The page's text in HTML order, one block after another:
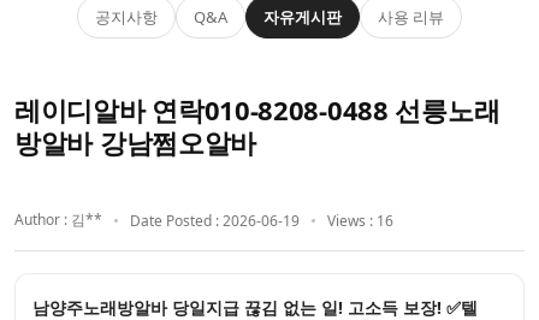
공지사항 Q&A 자유게시판 사용 리뷰
레이디알바 연락010-8208-0488 선릉노래
방알바 강남쩜오알바
Author : 김** Date Posted : 2026-06-19 Views : 16
남양주노래방알바 당일지급 끊김 없는 일! 고소득 보장! ✅텔